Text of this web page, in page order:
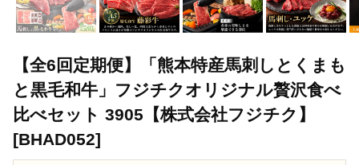
【全6回定期便】「熊本特産馬刺しとくまも
と黒毛和牛」フジチクオリジナル贅沢食べ
比べセット 3905【株式会社フジチク】
[BHAD052]